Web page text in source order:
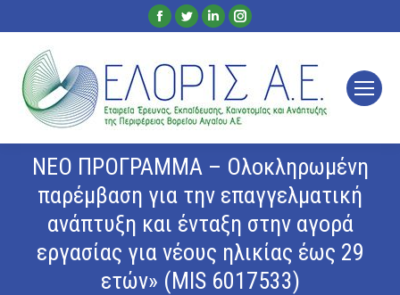
Facebook
opens
new
window
Twitter
opens
in
new
window
Linkedin
opens
new
Instagram
opens
new
ΝΕΟ ΠΡΟΓΡΑΜΜΑ – Ολοκληρωμένη
παρέμβαση για την επαγγελματική
ανάπτυξη και ένταξη στην αγορά
εργασίας για νέους ηλικίας έως 29
ετών» (MIS 6017533)